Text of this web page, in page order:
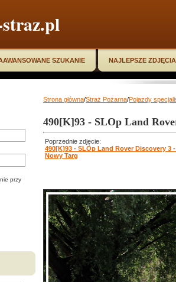
SZUKANIE NAJLEPSZE ZDJĘCIA
przy
Strona główna/Straż Pożarna/Pojazdy
490[K]93 - SLOp Land
Poprzednie zdjęcie:
490[K]93 - SLOp Land Rover Discovery 3 -
Nowy Targ